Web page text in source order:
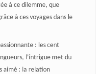
à ce dilemme, que
à ces voyages dans le
: les cent
l’intrigue met du
aimé : la relation